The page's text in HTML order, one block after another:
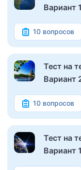
Вариант 1
10 вопросов
Тест на
Вариант
10 вопросов
Тест на
Вариант 1